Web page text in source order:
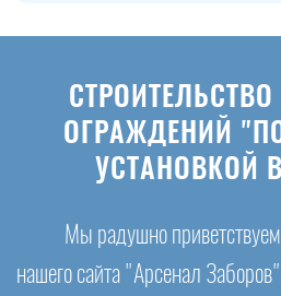
ОГРАЖДЕНИЙ
УСТАНОВКОЙ
Мы радушно
нашего сайта "Арсенал